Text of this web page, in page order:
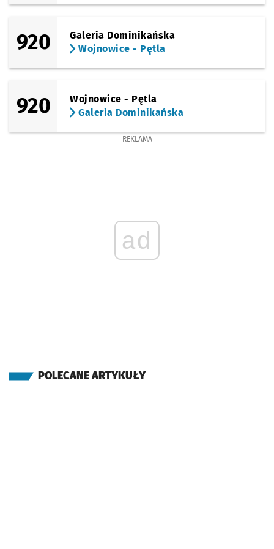
920
Galeria Dominikańska
Wojnowice - Pętla
920
Wojnowice - Pętla
Galeria Dominikańska
REKLAMA
ad
POLECANE ARTYKUŁY